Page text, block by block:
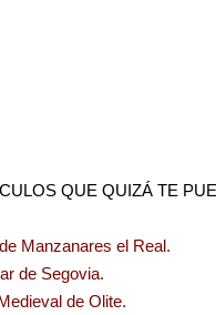
QUE QUIZÁ TE
Manzanares el Real.
de Segovia.
de Olite.